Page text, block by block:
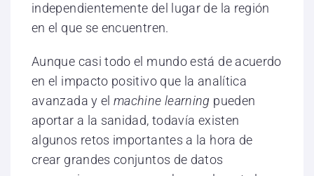
independientemente del lugar de la región
en el que se encuentren.
Aunque casi todo el mundo está de acuerdo
en el impacto positivo que la analítica
avanzada y elmachine learning pueden
aportar a la sanidad, todavía existen
algunos retos importantes a la hora de
crear grandes conjuntos de datos